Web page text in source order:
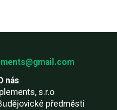
nás
s.r.o
předměstí